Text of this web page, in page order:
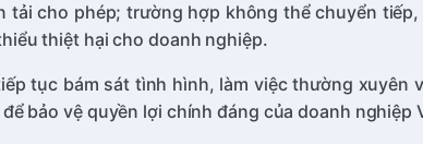
tải cho phép; trường hợp không thể chuyển
thiệt hại cho doanh nghiệp.
tục bám sát tình hình, làm việc thường
bảo vệ quyền lợi chính đáng của doanh nghiệp